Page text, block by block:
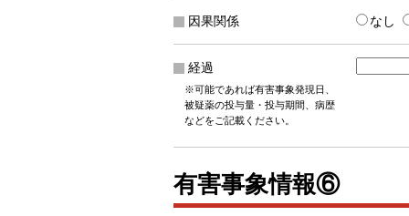
因果関係 なし
経過
※可能であれば有害事象発現日、
被疑薬の投与量・投与期間、病歴
などをご記載ください。
有害事象情報⑥